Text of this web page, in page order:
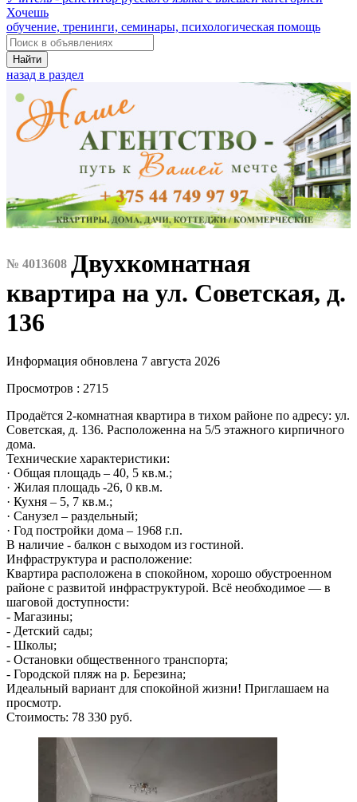
Хочешь
обучение, тренинги, семинары, психологическая помощь
Найти
назад в раздел
№ 4013608 Двухкомнатная
квартира на ул. Советская, д.
136
Информация обновлена 7 августа 2026
Просмотров : 2715
Продаётся 2-комнатная квартира в тихом районе по адресу: ул.
Советская, д. 136. Расположенна на 5/5 этажного кирпичного
дома.
Технические характеристики:
· Общая площадь – 40, 5 кв.м.;
· Жилая площадь -26, 0 кв.м.
· Кухня – 5, 7 кв.м.;
· Санузел – раздельный;
· Год постройки дома – 1968 г.п.
В наличие - балкон с выходом из гостиной.
Инфраструктура и расположение:
Квартира расположена в спокойном, хорошо обустроенном
районе с развитой инфраструктурой. Всё необходимое — в
шаговой доступности:
- Магазины;
- Детский сады;
- Школы;
- Остановки общественного транспорта;
- Городской пляж на р. Березина;
Идеальный вариант для спокойной жизни! Приглашаем на
просмотр.
Стоимость: 78 330 руб.